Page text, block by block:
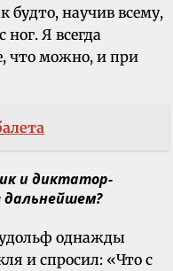
будто, научив всему,
Я всегда
что можно, и при
и диктатор-
дальнейшем?
однажды
и спросил: «Что с